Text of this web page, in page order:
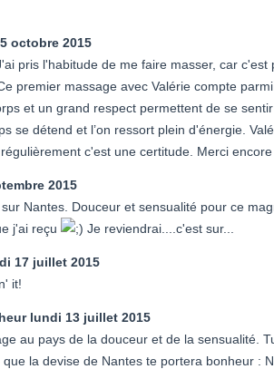
octobre 2015
pris l'habitude de me faire masser, car
premier massage avec Valérie compte
et un grand respect permettent de se
se détend et l’on ressort plein d'énergie.
c'est une certitude. Merci encore
2015
Nantes. Douceur et sensualité pour ce
j'ai reçu
Je reviendrai....c'est sur...
17 juillet 2015
it!
lundi 13 juillet 2015
au pays de la douceur et de la sensualité.
la devise de Nantes te portera bonheur :